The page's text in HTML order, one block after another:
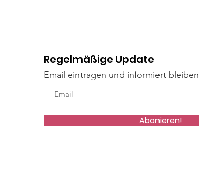
Mäxle
Regelmäßige Update
Email eintragen und informiert bleiben
Abonieren!